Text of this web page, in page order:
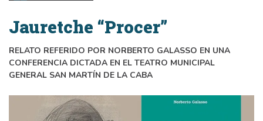
Jauretche “Procer”
RELATO REFERIDO POR NORBERTO GALASSO EN UNA
CONFERENCIA DICTADA EN EL TEATRO MUNICIPAL
GENERAL SAN MARTÍN DE LA CABA